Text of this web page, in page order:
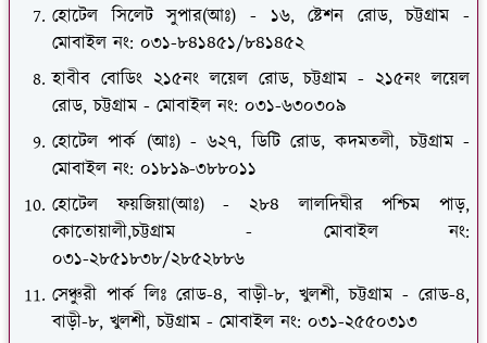
হোটেল সিলেট সুপার(আঃ) - ১৬, ষ্টেশন রোড, চট্টগ্রাম -
মোবাইল নং: ০৩১-৮৪১৪৫১/৮৪১৪৫২
হাবীব বোডিং ২১৫নং লয়েল রোড, চট্টগ্রাম - ২১৫নং লয়েল
রোড, চট্টগ্রাম - মোবাইল নং: ০৩১-৬৩০৩০৯
হোটেল পার্ক (আঃ) - ৬২৭, ডিটি রোড, কদমতলী, চট্টগ্রাম -
মোবাইল নং: ০১৮১৯-৩৮৮০১১
হোটেল ফয়জিয়া(আঃ) - ২৮৪ লালদিঘীর পশ্চিম পাড়,
কোতোয়ালী,চট্টগ্রাম - মোবাইল নং:
০৩১-২৮৫১৮৩৮/২৮৫২৮৮৬
সেঞ্চুরী পার্ক লিঃ রোড-৪, বাড়ী-৮, খুলশী, চট্টগ্রাম - রোড-৪,
বাড়ী-৮, খুলশী, চট্টগ্রাম - মোবাইল নং: ০৩১-২৫৫০৩১৩